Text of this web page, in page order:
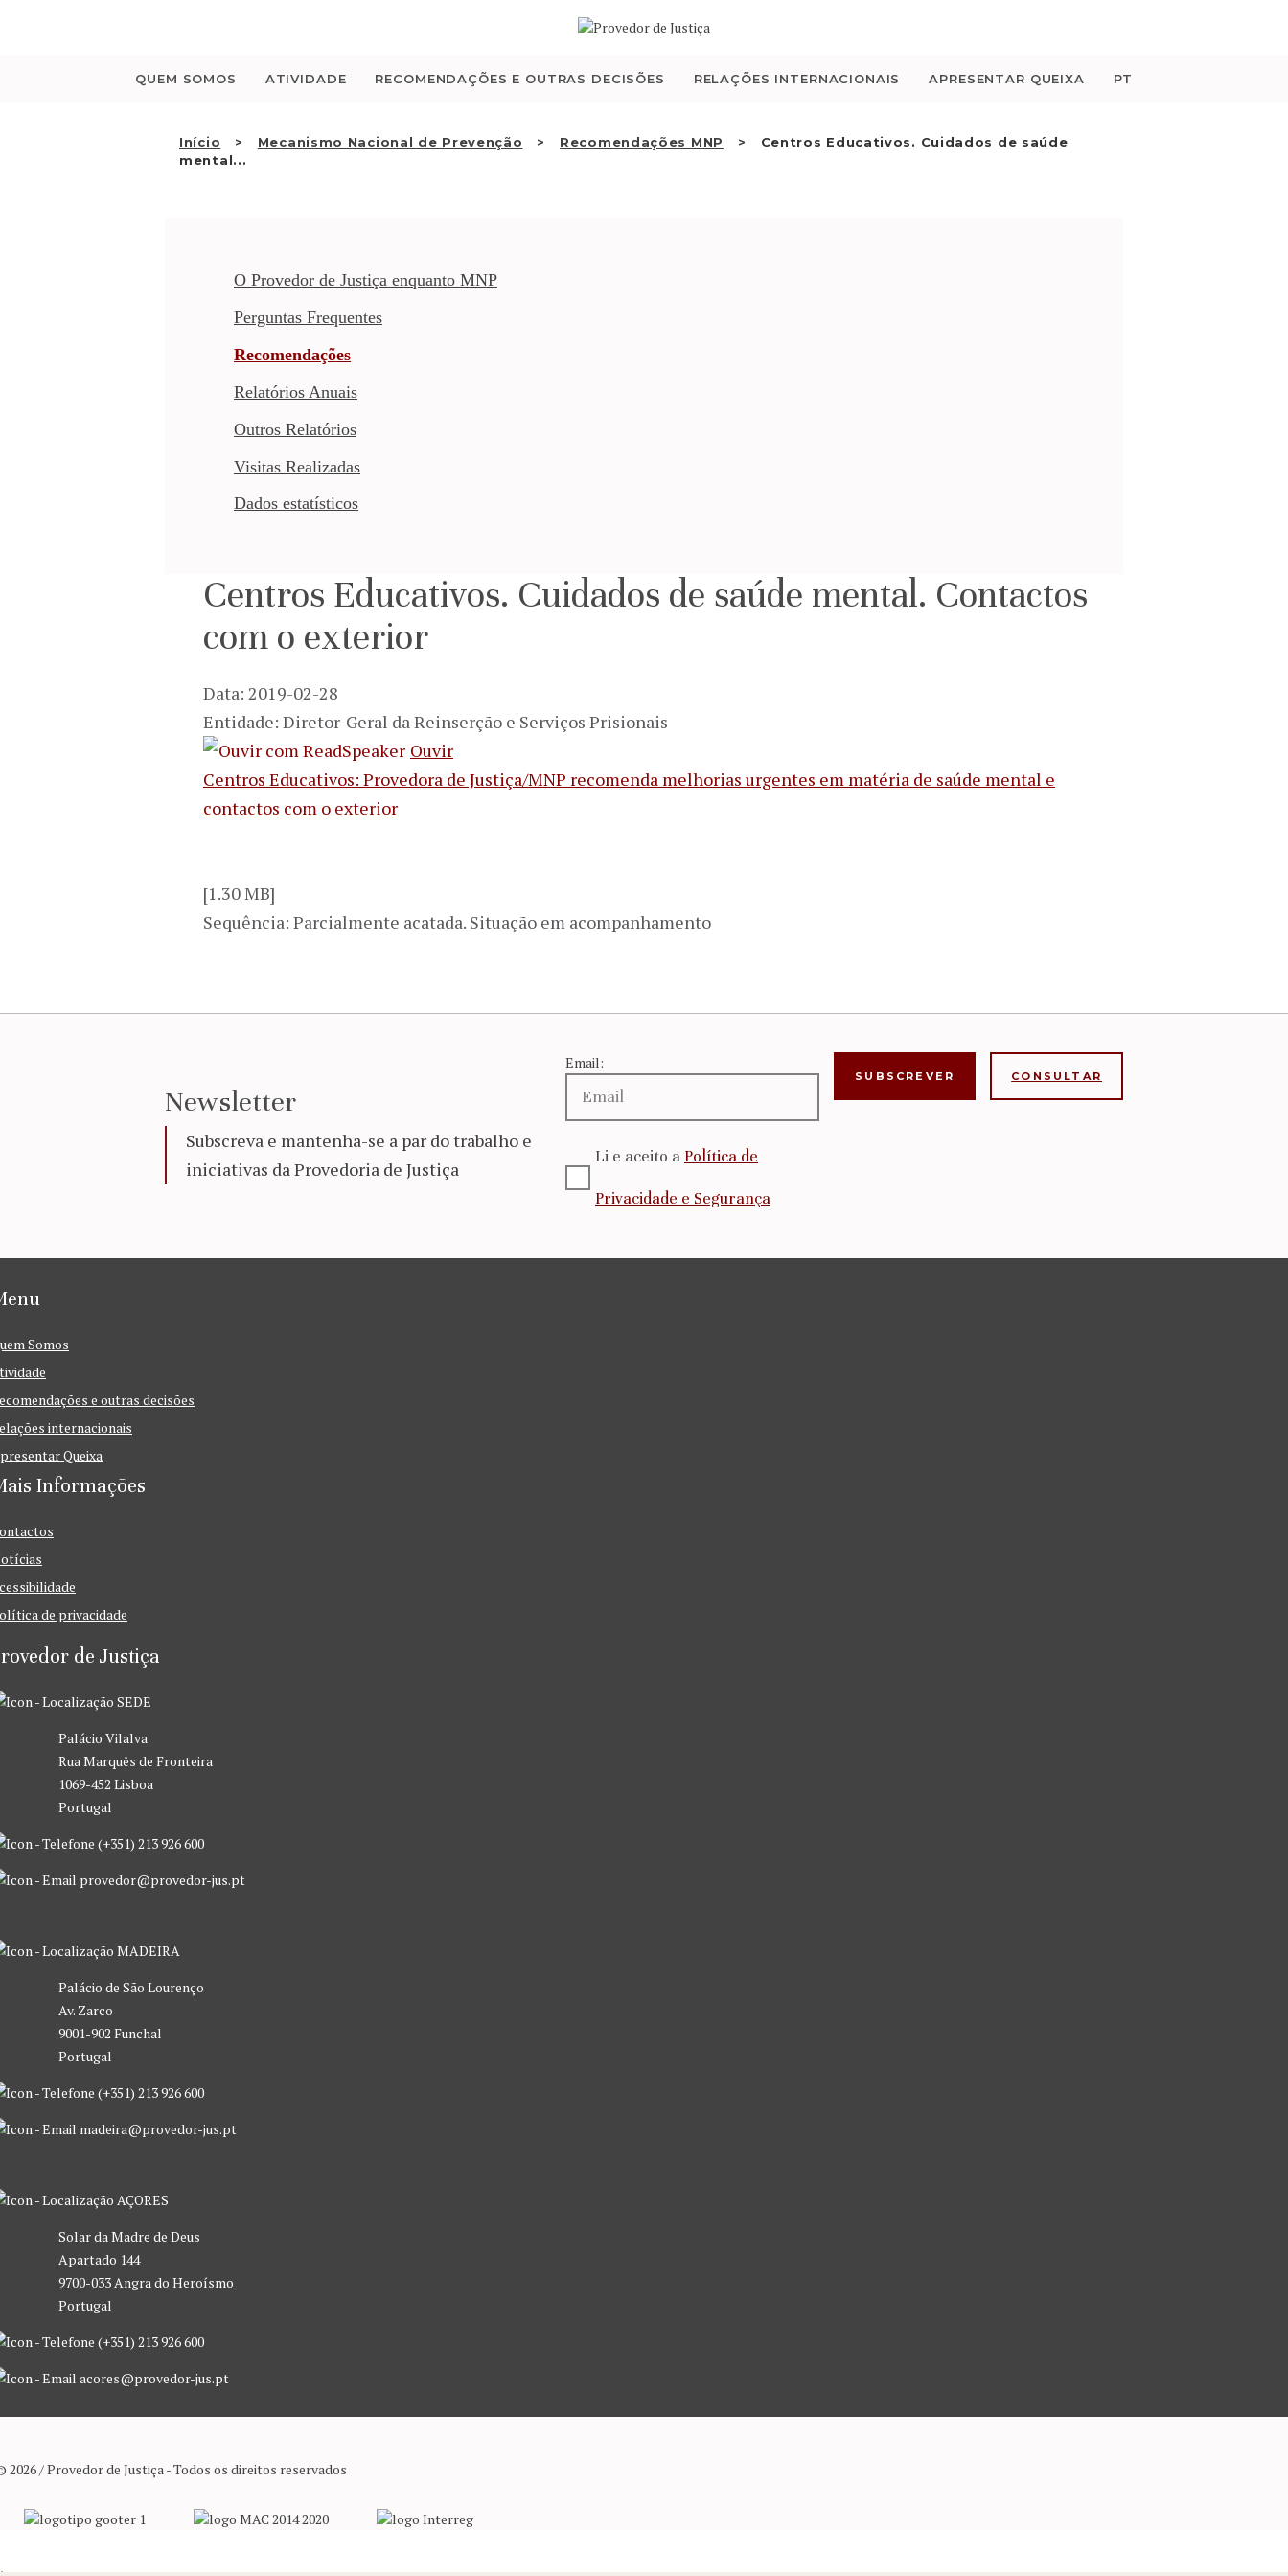
QUEM SOMOS ATIVIDADE RECOMENDAÇÕES E OUTRAS DECISÕES RELAÇÕES INTERNACIONAIS APRESENTAR QUEIXA PT
Início Mecanismo Nacional de Prevenção Recomendações MNP
Centros Educativos. Cuidados de saúde
mental...
QUEM SOMOS
ATIVIDADE
RECOMENDAÇÕES E
INTERNACIONAIS
O Provedor de Justiça enquanto MNP
Perguntas Frequentes
Recomendações
Relatórios Anuais
Outros Relatórios
Visitas Realizadas
Dados estatísticos
Centros Educativos. Cuidados de saúde mental. Contactos
com o exterior
Data: 2019-02-28
Entidade: Diretor-Geral da Reinserção e Serviços Prisionais
Ouvir
Centros Educativos: Provedora de Justiça/MNP recomenda melhorias urgentes em matéria de saúde mental e
contactos com o exterior
[1.30 MB]
Sequência: Parcialmente acatada. Situação em acompanhamento
Newsletter
Subscreva e mantenha-se a par do trabalho e
iniciativas da Provedoria de Justiça
Email:
Li e aceito a Política de
Privacidade e Segurança
CONSULTAR
Somos
e outras decisões
internacionais
Queixa
Informações
de privacidade
de Justiça
SEDE
Palácio Vilalva
Rua Marquês de Fronteira
1069-452 Lisboa
Portugal
(+351) 213 926 600
provedor@provedor-jus.pt
MADEIRA
Palácio de São Lourenço
Av. Zarco
9001-902 Funchal
Portugal
(+351) 213 926 600
madeira@provedor-jus.pt
AÇORES
Solar da Madre de Deus
Apartado 144
9700-033 Angra do Heroísmo
Portugal
(+351) 213 926 600
acores@provedor-jus.pt
2026 / Provedor de Justiça - Todos os direitos reservados